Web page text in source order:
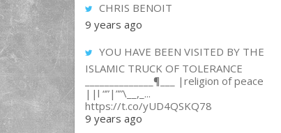
CHRIS BENOIT
9 years ago
YOU HAVE BEEN VISITED BY THE
ISLAMIC TRUCK OF TOLERANCE
______________¶___ |religion of peace
||l “”|””\__,_...
https://t.co/yUD4QSKQ78
9 years ago